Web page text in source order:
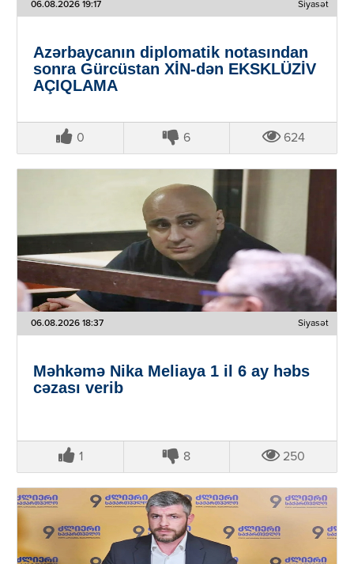
06.08.2026 19:17 Siyasət
Azərbaycanın diplomatik notasından
sonra Gürcüstan XİN-dən EKSKLÜZİV
AÇIQLAMA
0 6 624
06.08.2026 18:37 Siyasət
Məhkəmə Nika Meliaya 1 il 6 ay həbs
cəzası verib
1 8 250